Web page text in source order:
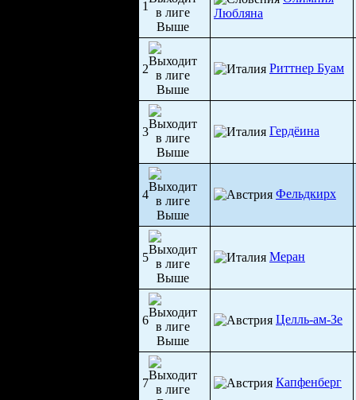
1
Любляна
2 Риттнер Буам
3 Гердëина
4 Фельдкирх
5 Меран
6 Целль-ам-Зе
7 Капфенберг